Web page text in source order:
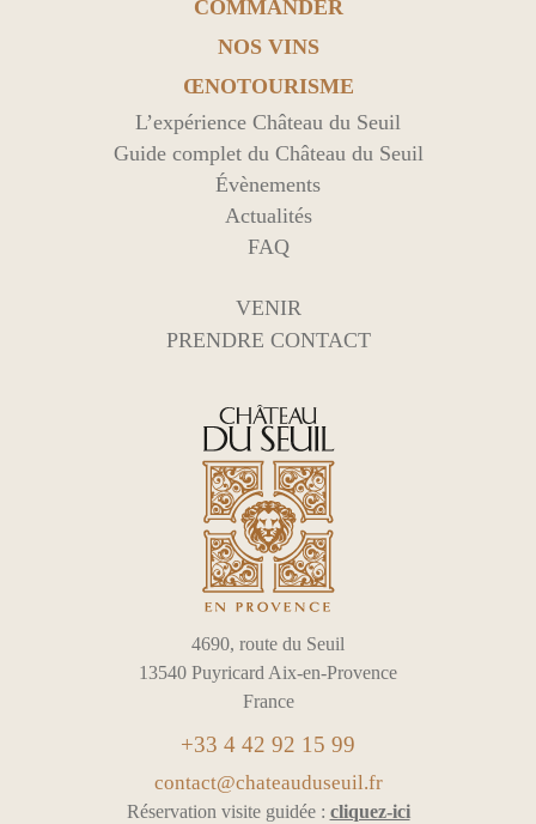
COMMANDER
NOS VINS
ŒNOTOURISME
L’expérience Château du Seuil
Guide complet du Château du Seuil
Évènements
Actualités
FAQ
VENIR
PRENDRE CONTACT
4690, route du Seuil
13540 Puyricard Aix-en-Provence
France
+33 4 42 92 15 99
contact@chateauduseuil.fr
Réservation visite guidée : cliquez-ici